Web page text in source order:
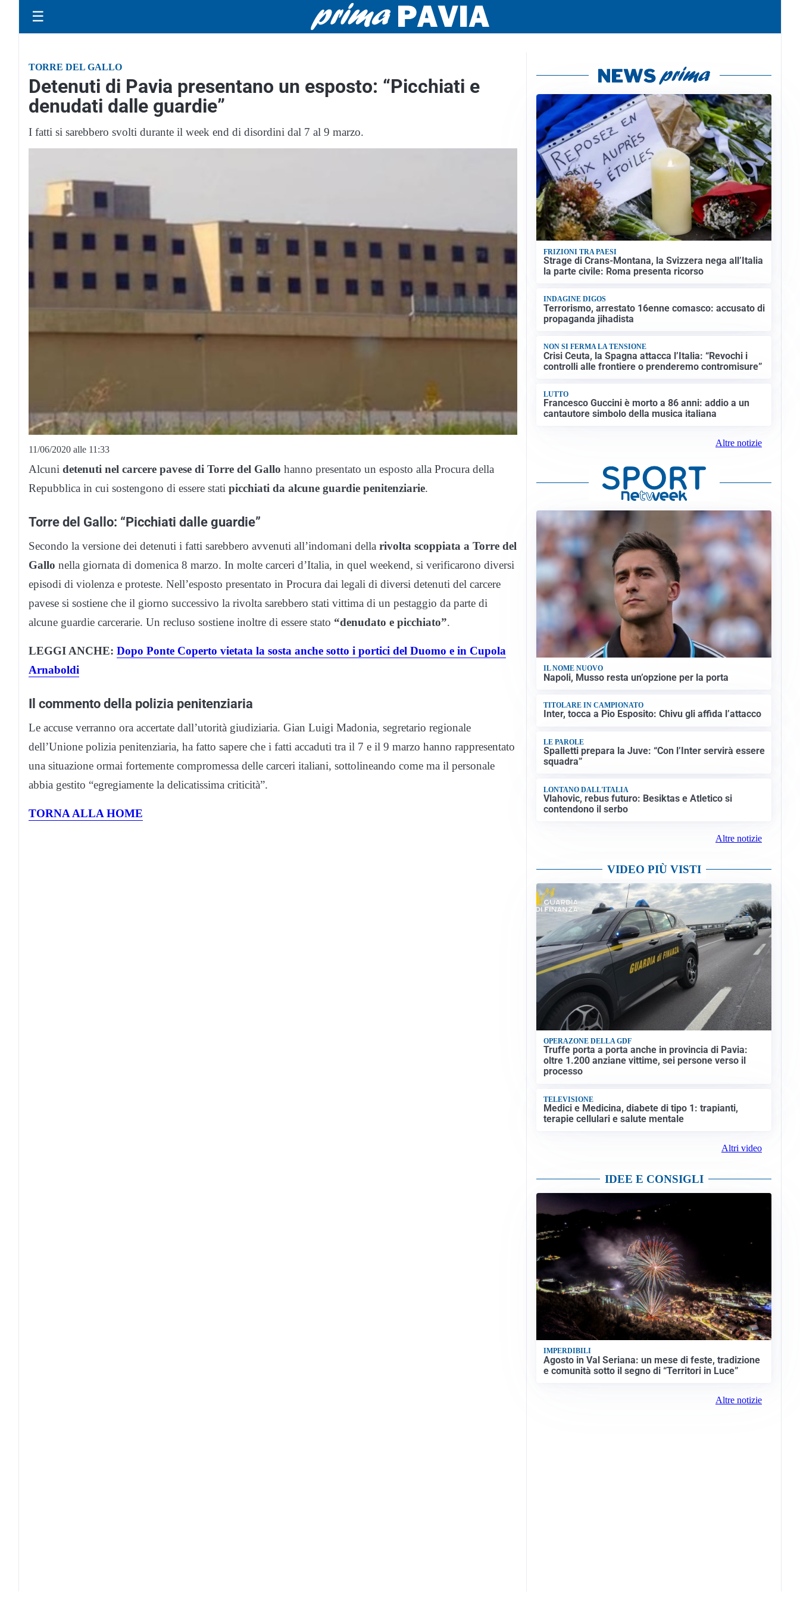
☰
TORRE DEL GALLO
Detenuti di Pavia presentano un esposto: “Picchiati e
denudati dalle guardie”
I fatti si sarebbero svolti durante il week end di disordini dal 7 al 9 marzo.
11/06/2020 alle 11:33
Alcuni detenuti nel carcere pavese di Torre del Gallo hanno presentato un esposto alla Procura della
Repubblica in cui sostengono di essere stati picchiati da alcune guardie penitenziarie.
Torre del Gallo: “Picchiati dalle guardie”
Secondo la versione dei detenuti i fatti sarebbero avvenuti all’indomani della rivolta scoppiata a Torre del
Gallo nella giornata di domenica 8 marzo. In molte carceri d’Italia, in quel weekend, si verificarono diversi
episodi di violenza e proteste. Nell’esposto presentato in Procura dai legali di diversi detenuti del carcere
pavese si sostiene che il giorno successivo la rivolta sarebbero stati vittima di un pestaggio da parte di
alcune guardie carcerarie. Un recluso sostiene inoltre di essere stato “denudato e picchiato”.
LEGGI ANCHE: Dopo Ponte Coperto vietata la sosta anche sotto i portici del Duomo e in Cupola
Arnaboldi
Il commento della polizia penitenziaria
Le accuse verranno ora accertate dall’utorità giudiziaria. Gian Luigi Madonia, segretario regionale
dell’Unione polizia penitenziaria, ha fatto sapere che i fatti accaduti tra il 7 e il 9 marzo hanno rappresentato
una situazione ormai fortemente compromessa delle carceri italiani, sottolineando come ma il personale
abbia gestito “egregiamente la delicatissima criticità”.
TORNA ALLA HOME
FRIZIONI TRA PAESI
Strage di Crans-Montana, la Svizzera nega all’Italia
la parte civile: Roma presenta ricorso
INDAGINE DIGOS
Terrorismo, arrestato 16enne comasco: accusato di
propaganda jihadista
NON SI FERMA LA TENSIONE
Crisi Ceuta, la Spagna attacca l’Italia: “Revochi i
controlli alle frontiere o prenderemo contromisure”
LUTTO
Francesco Guccini è morto a 86 anni: addio a un
cantautore simbolo della musica italiana
Altre notizie
IL NOME NUOVO
Napoli, Musso resta un’opzione per la porta
TITOLARE IN CAMPIONATO
Inter, tocca a Pio Esposito: Chivu gli affida l’attacco
LE PAROLE
Spalletti prepara la Juve: “Con l’Inter servirà essere
squadra”
LONTANO DALL'ITALIA
Vlahovic, rebus futuro: Besiktas e Atletico si
contendono il serbo
Altre notizie
VIDEO PIÙ VISTI
OPERAZONE DELLA GDF
Truffe porta a porta anche in provincia di Pavia:
oltre 1.200 anziane vittime, sei persone verso il
processo
TELEVISIONE
Medici e Medicina, diabete di tipo 1: trapianti,
terapie cellulari e salute mentale
Altri video
IDEE E CONSIGLI
IMPERDIBILI
Agosto in Val Seriana: un mese di feste, tradizione
e comunità sotto il segno di “Territori in Luce”
Altre notizie